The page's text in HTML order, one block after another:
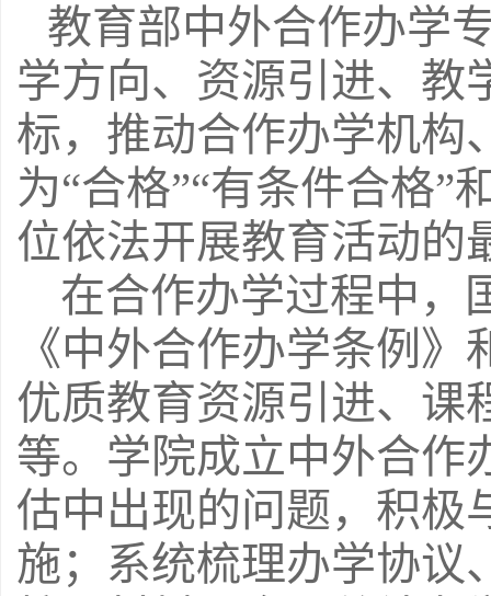
教育部中外合作办学
学方向、资源引进、教
标，推动合作办学机构
为“合格”“有条件合格”
位依法开展教育活动的
在合作办学过程中，
《中外合作办学条例
优质教育资源引进、课
等。学院成立中外合作
估中出现的问题，积极
施；系统梳理办学协议